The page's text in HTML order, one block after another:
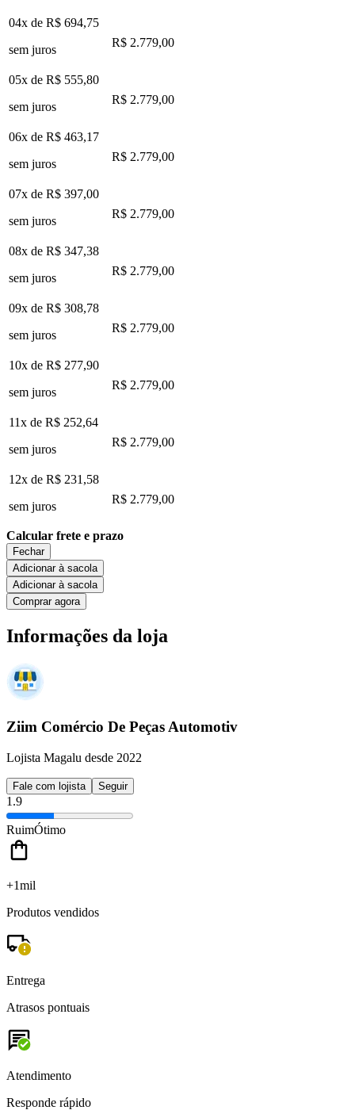
04x de R$ 694,75
sem juros
R$ 2.779,00
05x de R$ 555,80
sem juros
R$ 2.779,00
06x de R$ 463,17
sem juros
R$ 2.779,00
07x de R$ 397,00
sem juros
R$ 2.779,00
08x de R$ 347,38
sem juros
R$ 2.779,00
09x de R$ 308,78
sem juros
R$ 2.779,00
10x de R$ 277,90
sem juros
R$ 2.779,00
11x de R$ 252,64
sem juros
R$ 2.779,00
12x de R$ 231,58
sem juros
R$ 2.779,00
Calcular frete e prazo
Fechar
Adicionar à sacola
Adicionar à sacola
Comprar agora
Informações da loja
Ziim Comércio De Peças Automotiv
Lojista Magalu desde 2022
Fale com lojista Seguir
1.9
RuimÓtimo
+1mil
Produtos vendidos
Entrega
Atrasos pontuais
Atendimento
Responde rápido